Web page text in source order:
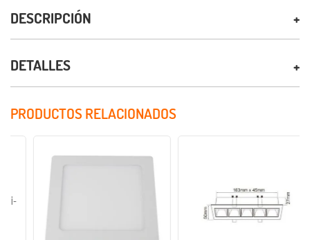
DESCRIPCIÓN
DETALLES
PRODUCTOS RELACIONADOS